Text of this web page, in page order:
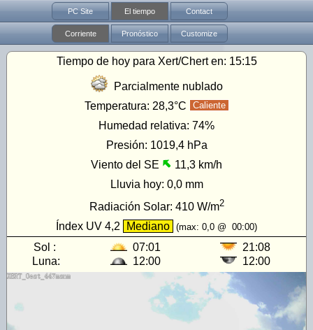
PC Site El tiempo Contact
Corriente Pronóstico Customize
Tiempo de hoy para Xert/Chert en: 15:15
Parcialmente nublado
Temperatura: 28,3°C Caliente
Humedad relativa: 74%
Presión: 1019,4 hPa
Viento del SE
11,3 km/h
Lluvia hoy: 0,0 mm
Radiación Solar: 410W/m2
Índex UV 4,2 Mediano (max: 0,0 @ 00:00)
Sol : 07:01
21:08
Luna:
12:00 12:00